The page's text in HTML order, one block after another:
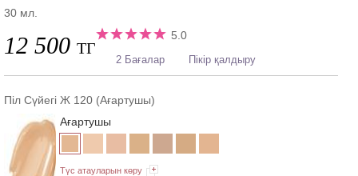
30 мл.
12 500 ТГ
5.0
2 Бағалар Пікір қалдыру
Піл Сүйегі Ж 120 (Ағартушы)
Ағартушы
Түс атауларын көру